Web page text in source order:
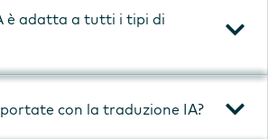
è adatta a tutti i tipi di
con la traduzione IA?